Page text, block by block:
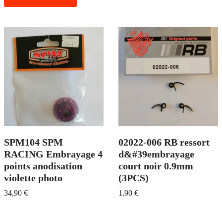
SPM104 SPM
RACING Embrayage 4
points anodisation
violette photo
34,90 €
02022-006 RB ressort
d&#39embrayage
court noir 0.9mm
(3PCS)
1,90 €